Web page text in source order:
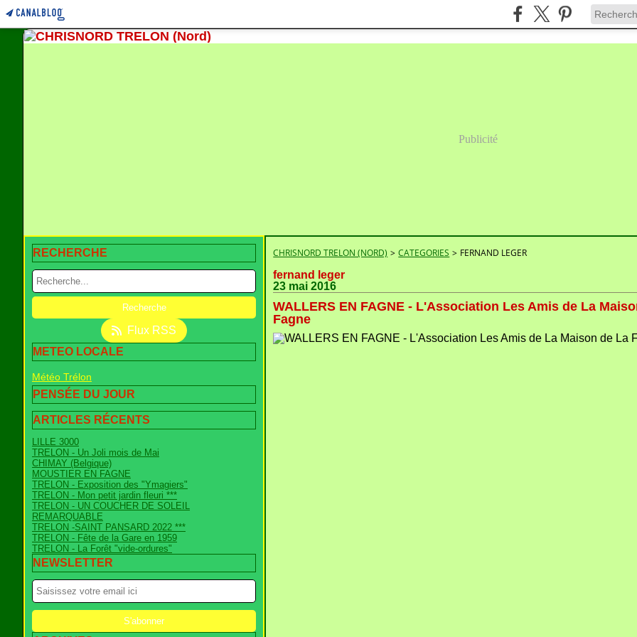
Publicité
RECHERCHE
Flux RSS
METEO LOCALE
Météo Trélon
PENSÉE DU JOUR
ARTICLES RÉCENTS
LILLE 3000
TRELON - Un Joli mois de Mai
CHIMAY (Belgique)
MOUSTIER EN FAGNE
TRELON - Exposition des "Ymagiers"
TRELON - Mon petit jardin fleuri ***
TRELON - UN COUCHER DE SOLEIL
REMARQUABLE
TRELON -SAINT PANSARD 2022 ***
TRELON - Fête de la Gare en 1959
TRELON - La Forêt "vide-ordures"
NEWSLETTER
CHRISNORD TRELON (NORD) > CATEGORIES > FERNAND LEGER
fernand leger
23 mai 2016
WALLERS EN FAGNE - L'Association Les Amis de La
Fagne